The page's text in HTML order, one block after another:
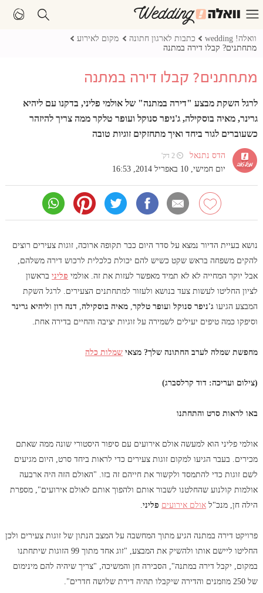
וואלה! wedding כתבות לארגון חתונה
מקום לאירוע
מתחתנים? קבלו דירה במתנה
מתחתנים? קבלו דירה במתנה
לרגל השקת מבצע "דירה במתנה" של אולמי פליני, בדקנו עם ליהיא
גרינר, מאיה בוסקילה, ג'ניפר סנוקל ועופר טלקר ממה צריך להיזהר
כשעוברים לגור ביחד ואיך מתחזקים זוגיות טובה
הדס נתנאל ⏲ 2 דק'
יום חמישי, 10 באפריל 2014, 16:53
נושא בעיית הדיור נמצא על סדר היום כבר תקופה ארוכה, זוגות צעירים רוצים
להקים משפחה בראש שקט כשיש להם יכולת כלכלית לרכוש דירה משלהם,
אבל יוקר המחייה לא לא תמיד מאפשר לעזות את זה. אולמי פליניבראשון
לציון החליטו לעשות צעד בנושא ולעזור למתחתנים הצעירים. לרגל השקת
המבצע הגיעו ג'ניפר סנוקלועופר טלקר, מאיה בוסקילה, דנה רוןוליהיא גרינר
וסיפקו כמה טיפים יעילים לשמירה על זוגיות יציבה והחיים בדירה אחת.
מחפשת שמלה לערב החתונה שלך? מצאי שמלות כלה
(צילום ועריכה: דוד קרלסברג)
באו לראות סרט והתחתנו
אולמי פליני הוא למעשה אולם אירועים עם סיפור היסטורי שונה ממה שאתם
מכירים. בעבר הגיעו למקום זוגות צעירים כדי לראות ביחד סרט, היום מגיעים
לשם זוגות כדי להתמסד ולקשור את חייהם זה בזו. "האולם הזה היה ארבעה
אולמות קולנוע שהחלטנו לשבור אותם ולהפוך אותם לאולם אירועים", מספרת
הילה חן, מנכ"ל אולם אירועים פליני.
פרויקט דירה במתנה הגיע מתוך המחשבה על המצב הנתון של זוגות צעירים ולכן
החליטו ליישם אותו ולהשיק את המבצע, "זוג אחד מתוך 99 הזוגות שיתחתנו
במקום, יקבל דירה במתנה", הסבירה חן והמשיכה, "צריך שיהיה להם מינימום
של 250 מוזמנים והדירה שיקבלו תהיה דירת שלושה חדרים".